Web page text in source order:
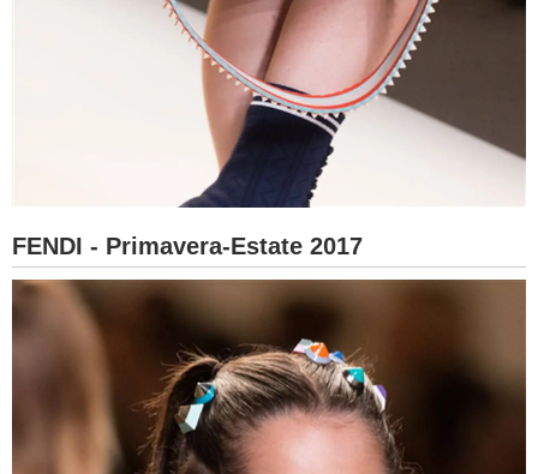
FENDI - Primavera-Estate 2017